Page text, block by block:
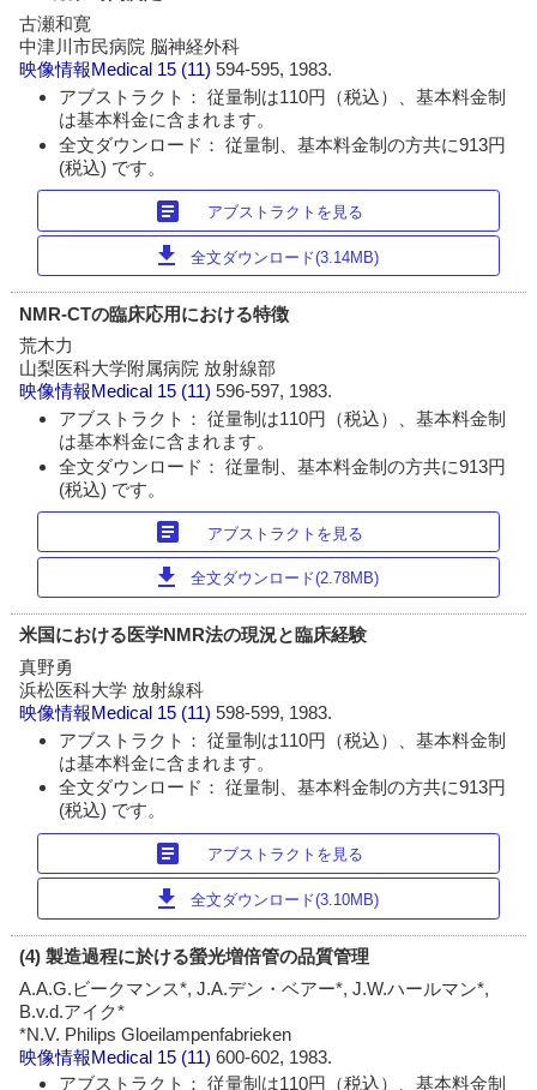
古瀬和寛
中津川市民病院 脳神経外科
映像情報Medical 15 (11)594-595, 1983.
アブストラクト： 従量制は110円（税込）、基本料金制
は基本料金に含まれます。
全文ダウンロード： 従量制、基本料金制の方共に913円
(税込) です。
article アブストラクトを見る
download 全文ダウンロード(3.14MB)
NMR-CTの臨床応用における特徴
荒木力
山梨医科大学附属病院 放射線部
映像情報Medical 15 (11)596-597, 1983.
アブストラクト： 従量制は110円（税込）、基本料金制
は基本料金に含まれます。
全文ダウンロード： 従量制、基本料金制の方共に913円
(税込) です。
article アブストラクトを見る
download 全文ダウンロード(2.78MB)
米国における医学NMR法の現況と臨床経験
真野勇
浜松医科大学 放射線科
映像情報Medical 15 (11)598-599, 1983.
アブストラクト： 従量制は110円（税込）、基本料金制
は基本料金に含まれます。
全文ダウンロード： 従量制、基本料金制の方共に913円
(税込) です。
article アブストラクトを見る
download 全文ダウンロード(3.10MB)
(4) 製造過程に於ける螢光増倍管の品質管理
A.A.G.ビークマンス*, J.A.デン・ベアー*, J.W.ハールマン*,
B.v.d.アイク*
*N.V. Philips Gloeilampenfabrieken
映像情報Medical 15 (11)600-602, 1983.
アブストラクト： 従量制は110円（税込）、基本料金制